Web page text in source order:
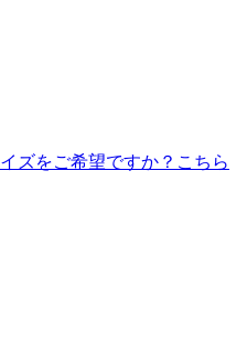
ズをご希望ですか？こちら